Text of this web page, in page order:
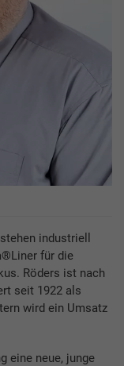
industriell
für die
Röders ist nach
seit 1922 als
wird ein Umsatz
eine neue, junge